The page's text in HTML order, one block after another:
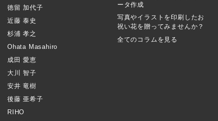
徳留 加代子
近藤 泰史
杉浦 孝之
Ohata Masahiro
成田 愛恵
大川 智子
安井 竜樹
後藤 亜希子
RIHO
ータ作成
写真やイラストを印刷したお
祝い花を贈ってみませんか？
全てのコラムを見る